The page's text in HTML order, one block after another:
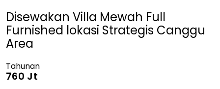
Disewakan Villa Mewah Full
Furnished lokasi Strategis Canggu
Area
Tahunan
760 Jt